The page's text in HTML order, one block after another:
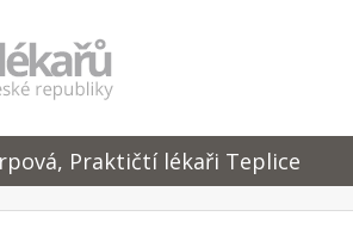
Praktičtí lékaři Teplice